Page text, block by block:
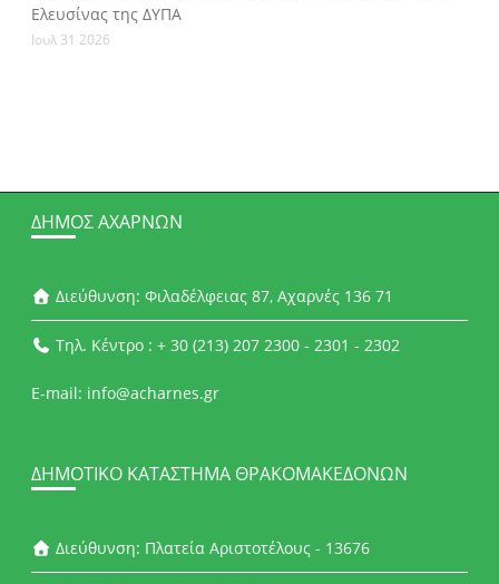
Ελευσίνας της ΔΥΠΑ
Ιουλ 31 2026
ΔΉΜΟΣ ΑΧΑΡΝΏΝ
Διεύθυνση: Φιλαδέλφειας 87, Αχαρνές 136 71
Τηλ. Κέντρο : + 30 (213) 207 2300 - 2301 - 2302
E-mail: info@acharnes.gr
ΔΗΜΟΤΙΚΌ ΚΑΤΆΣΤΗΜΑ ΘΡΑΚΟΜΑΚΕΔΌΝΩΝ
Διεύθυνση: Πλατεία Αριστοτέλους - 13676